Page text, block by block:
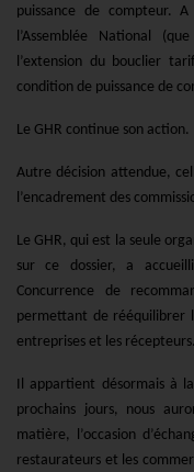
puissance de compteur.
l’Assemblée National
l’extension du bouclier
condition de puissance de
Le GHR continue son action.
Autre décision attendue,
l’encadrement des
Le GHR, qui est la seule
sur ce dossier, a
Concurrence de
permettant de rééquilibrer
entreprises et les récepteurs.
Il appartient désormais à
prochains jours, nous
matière, l’occasion
restaurateurs et les